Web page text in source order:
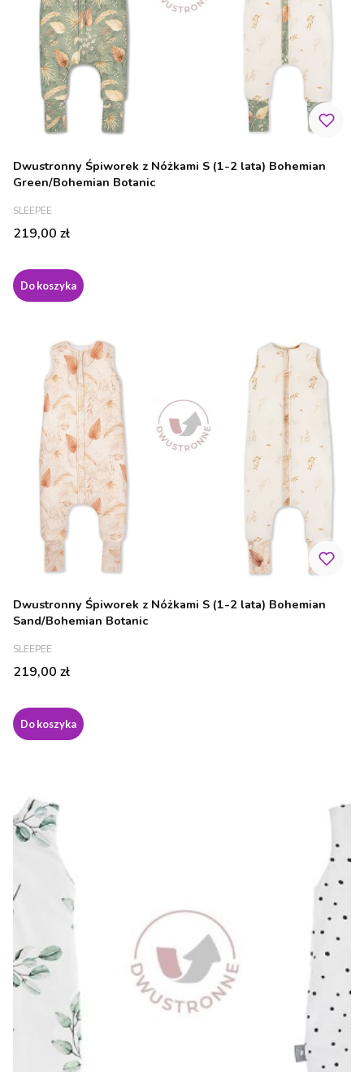
Dwustronny Śpiworek z Nóżkami S (1-2 lata) Bohemian
Green/Bohemian Botanic
PRODUCENT
SLEEPEE
Cena
219,00 zł
Do koszyka
Dwustronny Śpiworek z Nóżkami S (1-2 lata) Bohemian
Sand/Bohemian Botanic
PRODUCENT
SLEEPEE
Cena
219,00 zł
Do koszyka